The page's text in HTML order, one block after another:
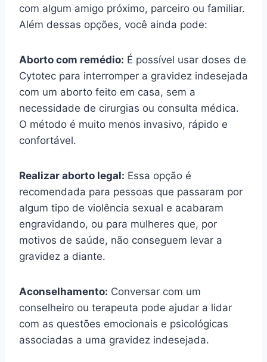
com algum amigo próximo, parceiro ou familiar.
Além dessas opções, você ainda pode:
Aborto com remédio: É possível usar doses de
Cytotec para interromper a gravidez indesejada
com um aborto feito em casa, sem a
necessidade de cirurgias ou consulta médica.
O método é muito menos invasivo, rápido e
confortável.
Realizar aborto legal: Essa opção é
recomendada para pessoas que passaram por
algum tipo de violência sexual e acabaram
engravidando, ou para mulheres que, por
motivos de saúde, não conseguem levar a
gravidez a diante.
Aconselhamento: Conversar com um
conselheiro ou terapeuta pode ajudar a lidar
com as questões emocionais e psicológicas
associadas a uma gravidez indesejada.